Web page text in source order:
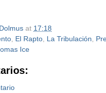
at 17:18
, El Rapto, La Tribulación,
Ice